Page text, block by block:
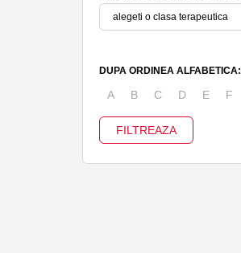
DUPA ORDINEA ALFABETICA:
A B C D E F